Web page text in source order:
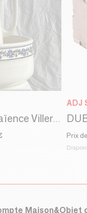
Service à toilette en faïence Villeroy & Boch
ADJ
Prix
Maison&Objet